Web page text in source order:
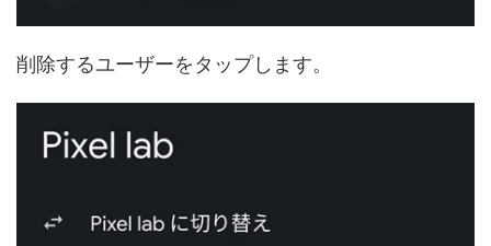
削除するユーザーをタップします。